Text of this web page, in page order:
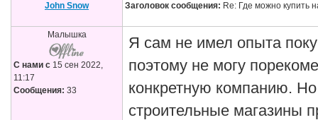
John Snow Заголовок сообщения: Re: Где можно купить
Малышка
С нами с 15 сен 2022,
11:17
Сообщения: 33
Я сам не имел опыта
поэтому не могу
конкретную компанию.
строительные магазины